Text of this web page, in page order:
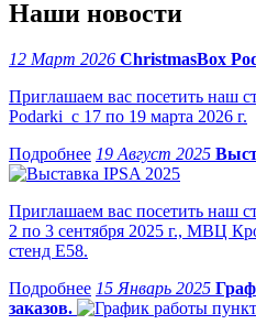
Наши новости
12 Март 2026 ChristmasBox
Приглашаем вас посетить наш
Podarki с 17 по 19 марта 2026 г.
19 Август 2025
Приглашаем вас посетить наш
2 по 3 сентября 2025 г., МВЦ
стенд Е58.
15 Январь 2025
заказов.